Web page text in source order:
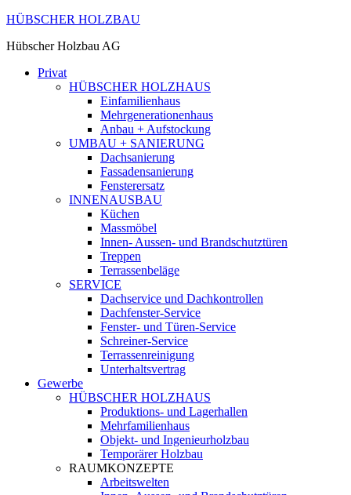
HÜBSCHER HOLZBAU
Hübscher Holzbau AG
Privat
HÜBSCHER HOLZHAUS
Einfamilienhaus
Mehrgenerationenhaus
Anbau + Aufstockung
UMBAU + SANIERUNG
Dachsanierung
Fassadensanierung
Fensterersatz
INNENAUSBAU
Küchen
Massmöbel
Innen- Aussen- und Brandschutztüren
Treppen
Terrassenbeläge
SERVICE
Dachservice und Dachkontrollen
Dachfenster-Service
Fenster- und Türen-Service
Schreiner-Service
Terrassenreinigung
Unterhaltsvertrag
Gewerbe
HÜBSCHER HOLZHAUS
Produktions- und Lagerhallen
Mehrfamilienhaus
Objekt- und Ingenieurholzbau
Temporärer Holzbau
RAUMKONZEPTE
Arbeitswelten